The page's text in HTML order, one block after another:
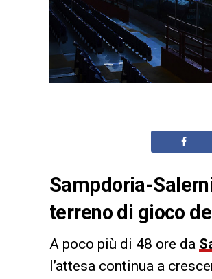
Sampdoria-
terreno di gioco
A poco più di 48 ore da
l’attesa continua a